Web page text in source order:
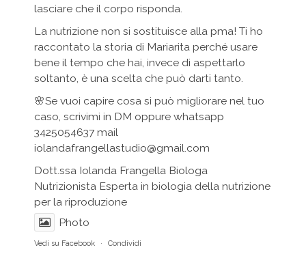
lasciare che il corpo risponda.
La nutrizione non si sostituisce alla pma! Ti ho
raccontato la storia di Mariarita perché usare
bene il tempo che hai, invece di aspettarlo
soltanto, è una scelta che può darti tanto.
🌸Se vuoi capire cosa si può migliorare nel tuo
caso, scrivimi in DM oppure whatsapp
3425054637 mail
iolandafrangellastudio@gmail.com
Dott.ssa Iolanda Frangella Biologa
Nutrizionista Esperta in biologia della nutrizione
per la riproduzione
Photo
Vedi su Facebook · Condividi